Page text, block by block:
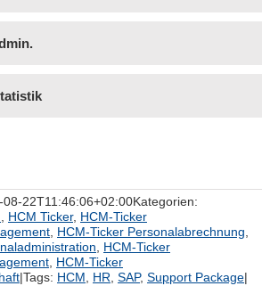
08-22T11:46:06+02:00Kategorien:
, HCM Ticker, HCM-Ticker
, HCM-Ticker Personalabrechnung,
, HCM-Ticker
, HCM-Ticker
|Tags: HCM, HR, SAP, Support Package|